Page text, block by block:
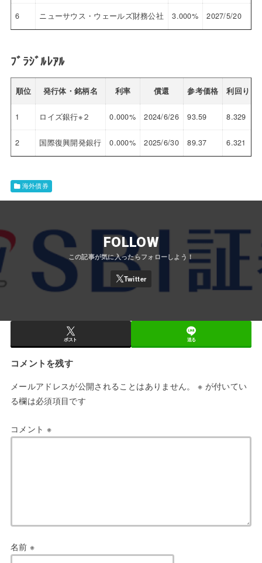
6 ニューサウス・ウェールズ財務公社 3.000% 2027/5/20
ﾌﾞﾗｼﾞﾙﾚｱﾙ
順位 発行体・銘柄名 利率 償還 参考価格 利回り
1 ロイズ銀行※２ 0.000% 2024/6/26 93.59 8.329
2 国際復興開発銀行 0.000% 2025/6/30 89.37 6.321
海外債券
FOLLOW
ポスト 送る
コメントを残す
メールアドレスが公開されることはありません。 ※ が付いてい
る欄は必須項目です
コメント ※
名前 ※